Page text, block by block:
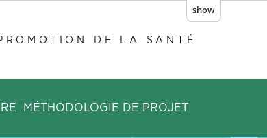
show
DE LA SANTÉ
MÉTHODOLOGIE DE PROJET